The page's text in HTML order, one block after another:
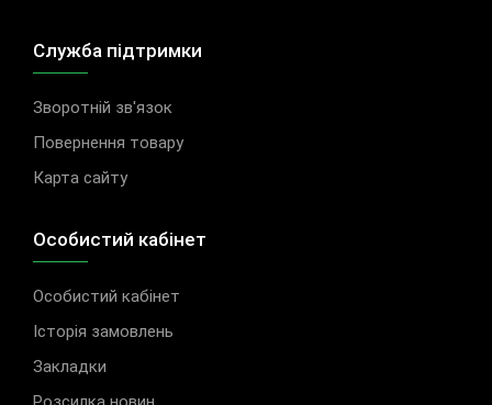
Служба підтримки
Зворотній зв'язок
Повернення товару
Карта сайту
Особистий кабінет
Особистий кабінет
Історія замовлень
Закладки